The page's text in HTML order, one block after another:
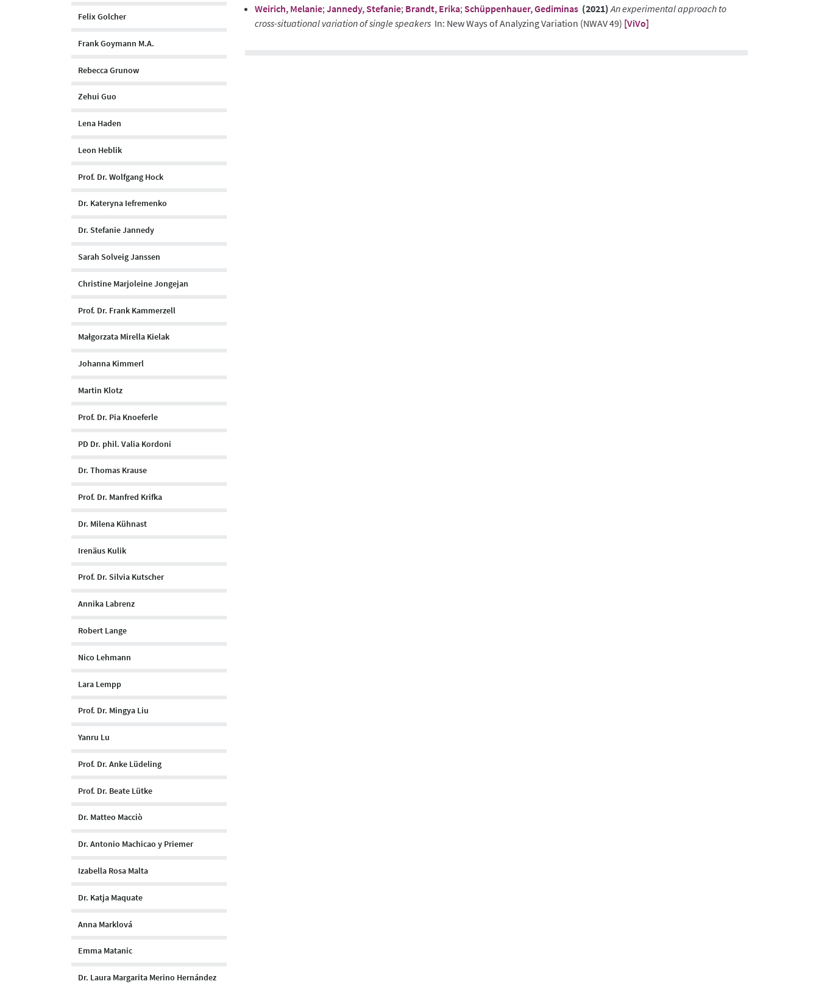
Felix Golcher
Frank Goymann M.A.
Rebecca Grunow
Zehui Guo
Lena Haden
Leon Heblik
Prof. Dr. Wolfgang Hock
Dr. Kateryna Iefremenko
Dr. Stefanie Jannedy
Sarah Solveig Janssen
Christine Marjoleine Jongejan
Prof. Dr. Frank Kammerzell
Małgorzata Mirella Kielak
Johanna Kimmerl
Martin Klotz
Prof. Dr. Pia Knoeferle
PD Dr. phil. Valia Kordoni
Dr. Thomas Krause
Prof. Dr. Manfred Krifka
Dr. Milena Kühnast
Irenäus Kulik
Prof. Dr. Silvia Kutscher
Annika Labrenz
Robert Lange
Nico Lehmann
Lara Lempp
Prof. Dr. Mingya Liu
Yanru Lu
Prof. Dr. Anke Lüdeling
Prof. Dr. Beate Lütke
Dr. Matteo Macciò
Dr. Antonio Machicao y Priemer
Izabella Rosa Malta
Dr. Katja Maquate
Anna Marklová
Emma Matanic
Dr. Laura Margarita Merino Hernández
Weirich, Melanie; Jannedy, Stefanie; Brandt, Erika; Schüppenhauer, Gediminas (2021) An experimental approach to
cross-situational variation of single speakers In: New Ways of Analyzing Variation (NWAV 49) [ViVo]